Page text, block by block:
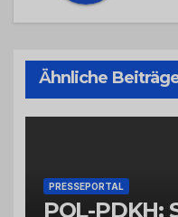
Ähnliche
PRESSEPORTAL
POL-PDKH: